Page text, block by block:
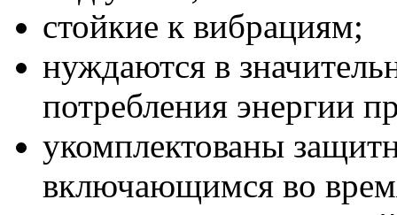
стойкие к вибрациям;
нуждаются в
потребления энергии
укомплектованы
включающимся во